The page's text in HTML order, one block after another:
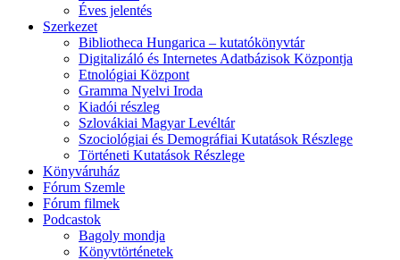
Éves jelentés
Szerkezet
Bibliotheca Hungarica – kutatókönyvtár
Digitalizáló és Internetes Adatbázisok Központja
Etnológiai Központ
Gramma Nyelvi Iroda
Kiadói részleg
Szlovákiai Magyar Levéltár
Szociológiai és Demográfiai Kutatások Részlege
Történeti Kutatások Részlege
Könyváruház
Fórum Szemle
Fórum filmek
Podcastok
Bagoly mondja
Könyvtörténetek